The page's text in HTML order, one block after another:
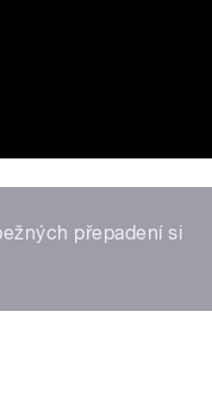
přepadení si